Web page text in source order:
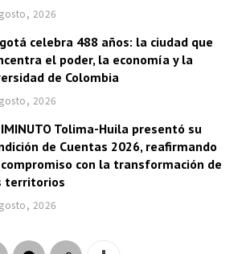
2026
celebra 488 años: la ciudad que
el poder, la economía y la
de Colombia
2026
Tolima-Huila presentó su
de Cuentas 2026, reafirmando
con la transformación de
territorios
2026